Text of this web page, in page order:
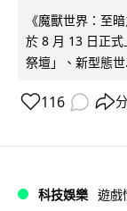
《魔獸世界：至
於 8 月 13 日正
祭壇」、新型態
116
科技娛樂 遊戲